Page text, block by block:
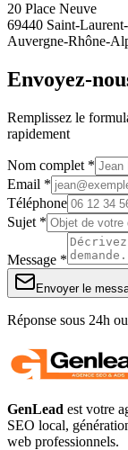
20 Place Neuve
69440 Saint-
Auvergne-Rhône-
Envoyez-
Remplissez le
rapidement
Nom complet *
Email *
Téléphone
Sujet *
Message *
Envoyer le
Réponse sous 24h
GenLead est votre
SEO local,
web professionnels.